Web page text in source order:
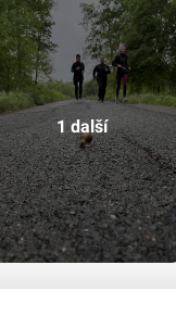
1 další